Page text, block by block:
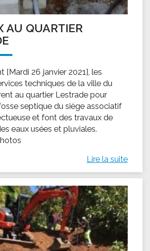
AU QUARTIER
[Mardi 26 janvier 2021], les
techniques de la ville du
au quartier Lestrade pour
septique du siège associatif
et font des travaux de
eaux usées et pluviales.
Lire la suite